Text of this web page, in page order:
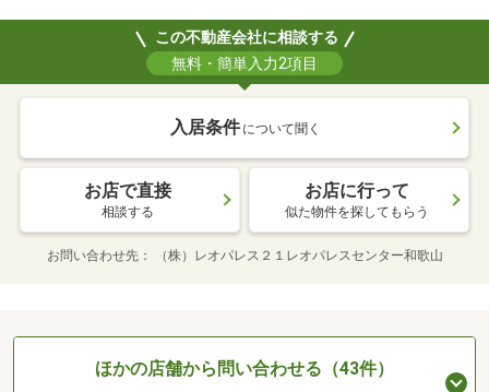
この不動産会社に相談する
無料・簡単入力2項目
入居条件 について聞く
お店で直接
相談する
お店に行って
似た物件を探してもらう
お問い合わせ先 （株）レオパレス２１レオパレスセンター和歌山
ほかの店舗から問い合わせる（43件）